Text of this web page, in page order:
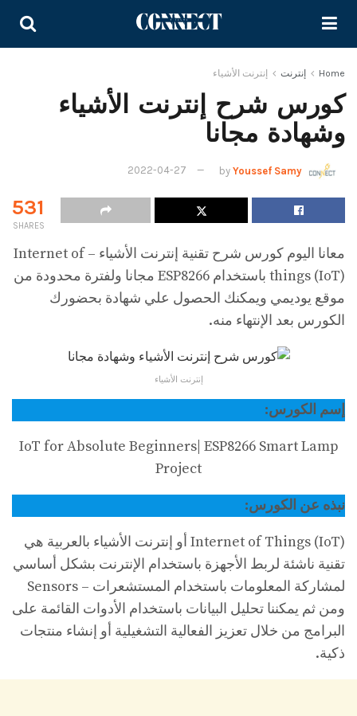
Home إنترنت إنترنت الأشياء
كورس شرح إنترنت الأشياء
وشهادة مجانا
by Youssef Samy
2022-04-27
531
SHARES
معانا اليوم كورس شرح تقنية إنترنت الأشياء – Internet of
things (IoT) باستخدام ESP8266 مجانا ولفترة محدودة من
موقع يوديمي ويمكنك الحصول علي شهادة بحضورك
الكورس بعد الإنتهاء منه.
إنترنت الأشياء
إسم الكورس:
IoT for Absolute Beginners| ESP8266 Smart Lamp
Project
نبذه عن الكورس:
Internet of Things (IoT) أو إنترنت الأشياء بالعربية هي
تقنية ناشئة لربط الأجهزة باستخدام الإنترنت بشكل أساسي
لمشاركة المعلومات باستخدام المستشعرات – Sensors
ومن ثم يمكننا تحليل البيانات باستخدام الأدوات القائمة على
البرامج من خلال تعزيز الفعالية التشغيلية أو إنشاء منتجات
ذكية.